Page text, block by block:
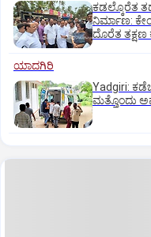
ಕಡಲ್ಕೊರೆತ
ನಿರ್ಮಾಣ:
ದೊರೆತ
ಯಾದಗಿರಿ
Yadgiri:
ಮತ್ತೊಂದು